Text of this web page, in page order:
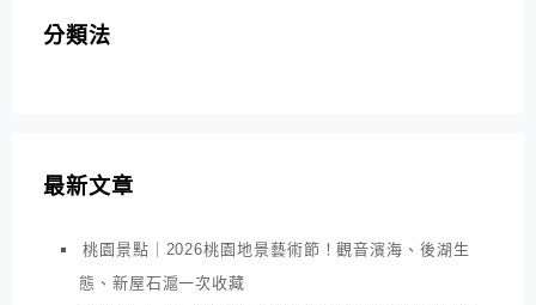
分類法
最新文章
桃園景點｜2026桃園地景藝術節！觀音濱海、後湖生
態、新屋石滬一次收藏